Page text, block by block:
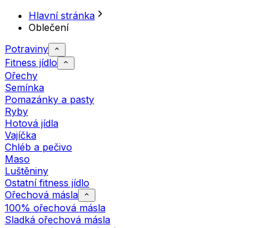
Hlavní stránka
Oblečení
Potraviny
Fitness jídlo
Ořechy
Semínka
Pomazánky a pasty
Ryby
Hotová jídla
Vajíčka
Chléb a pečivo
Maso
Luštěniny
Ostatní fitness jídlo
Ořechová másla
100% ořechová másla
Sladká ořechová másla